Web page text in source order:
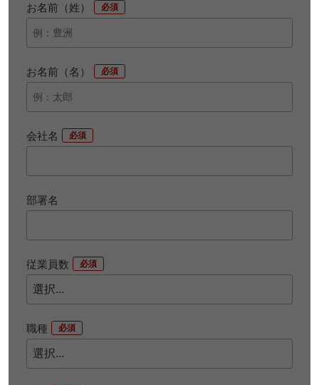
お名前（姓）
お名前（名）
会社名
部署名
従業員数
職種